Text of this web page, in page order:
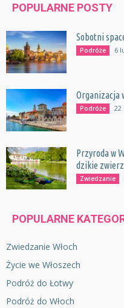
POPULARNE POSTY
Sobotni
Podróże 6
Organizacja
Podróże 22
Przyroda w
dzikie
Zwiedzanie
POPULARNE
Zwiedzanie Włoch
Życie we Włoszech
Podróż do Łotwy
Podróż do Włoch